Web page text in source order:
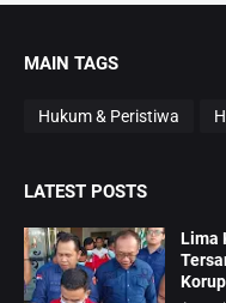
MAIN TAGS
Hukum & Peristiwa
LATEST POSTS
Lima